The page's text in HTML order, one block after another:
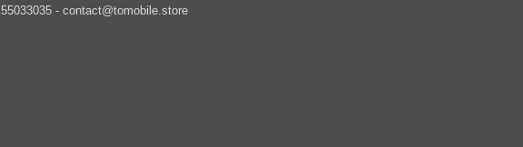
55033035 - contact@tomobile.store